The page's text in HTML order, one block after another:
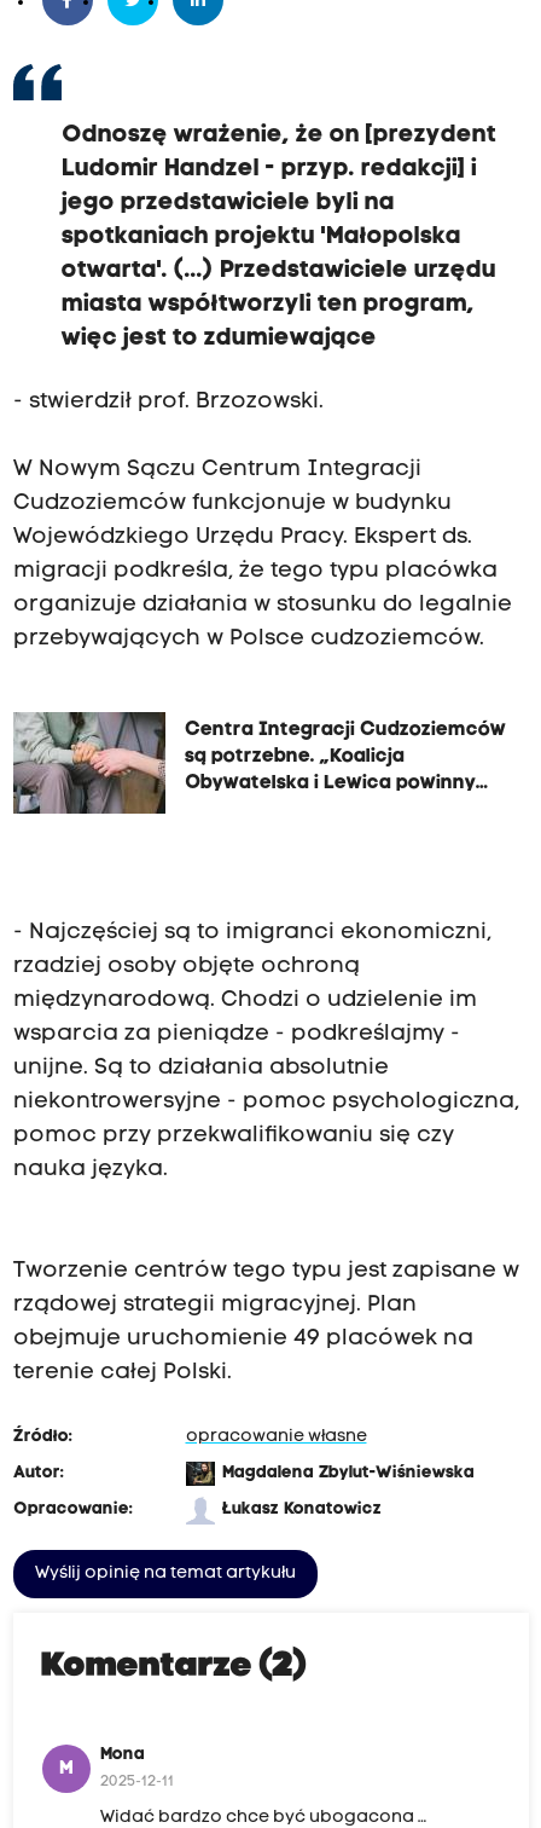
Odnoszę wrażenie, że on [prezydent
Ludomir Handzel - przyp. redakcji] i
jego przedstawiciele byli na
spotkaniach projektu 'Małopolska
otwarta'. (...) Przedstawiciele urzędu
miasta współtworzyli ten program,
więc jest to zdumiewające
- stwierdził prof. Brzozowski.
W Nowym Sączu Centrum Integracji
Cudzoziemców funkcjonuje w budynku
Wojewódzkiego Urzędu Pracy. Ekspert ds.
migracji podkreśla, że tego typu placówka
organizuje działania w stosunku do legalnie
przebywających w Polsce cudzoziemców.
Centra Integracji Cudzoziemców
są potrzebne. „Koalicja
Obywatelska i Lewica powinny
- Najczęściej są to imigranci ekonomiczni,
rzadziej osoby objęte ochroną
międzynarodową. Chodzi o udzielenie im
wsparcia za pieniądze - podkreślajmy -
unijne. Są to działania absolutnie
niekontrowersyjne - pomoc psychologiczna,
pomoc przy przekwalifikowaniu się czy
nauka języka.
Tworzenie centrów tego typu jest zapisane w
rządowej strategii migracyjnej. Plan
obejmuje uruchomienie 49 placówek na
terenie całej Polski.
Źródło:
opracowanie własne
Autor:
Magdalena Zbylut-Wiśniewska
Opracowanie:
Łukasz Konatowicz
Wyślij opinię na temat artykułu
Komentarze (2)
M
Mona
2025-12-11
Widać bardzo chce być ubogacona …